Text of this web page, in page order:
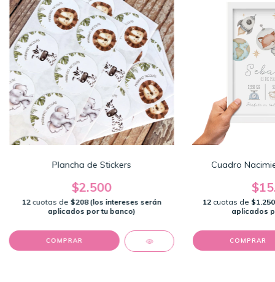
Plancha de Stickers
$2.500
12 cuotas de $208 (los intereses serán
aplicados por tu banco)
COMPRAR
Cuadro
12 cuotas de
aplicados